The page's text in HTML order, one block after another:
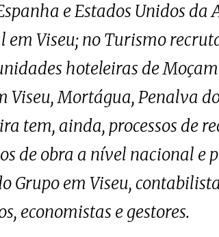
e Estados Unidos da
Viseu; no Turismo
hoteleiras de
Viseu, Mortágua, Penalva
tem, ainda, processos de
de obra a nível nacional e
Grupo em Viseu,
economistas e gestores.